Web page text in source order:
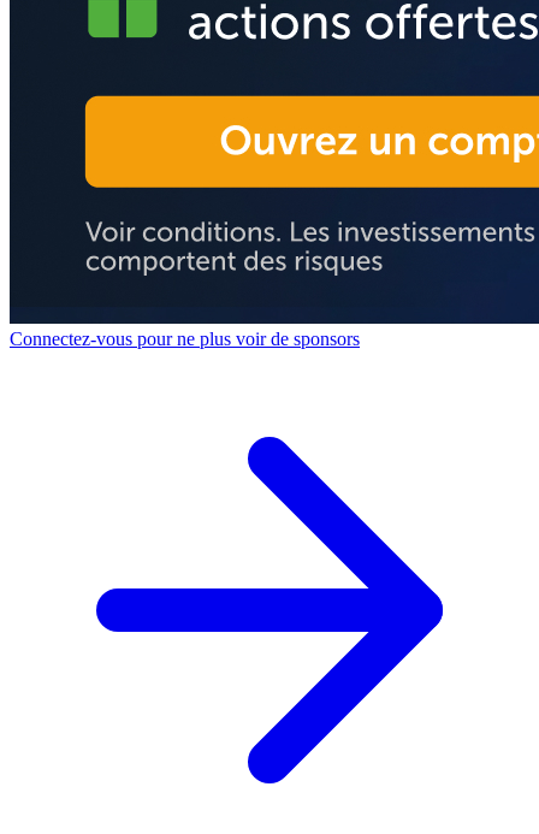
Connectez-vous pour ne plus voir de sponsors